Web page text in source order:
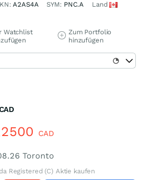
A2AS4A SYM: PNC.A Land
Watchlist
Zum Portfolio
hinzufügen
CAD
Toronto
Registered (C) Aktie kaufen